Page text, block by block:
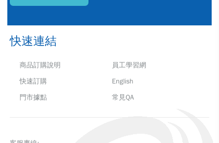
快速連結
商品訂購說明
快速訂購
門市據點
員工學習網
English
常見QA